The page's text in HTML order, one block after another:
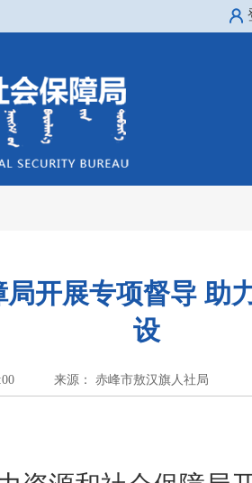
开展专项督导 助
设
来源： 赤峰市敖汉旗人社局